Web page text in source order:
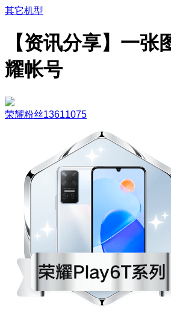
其它机型
【资讯分享】一张
耀帐号
荣耀粉丝13611075